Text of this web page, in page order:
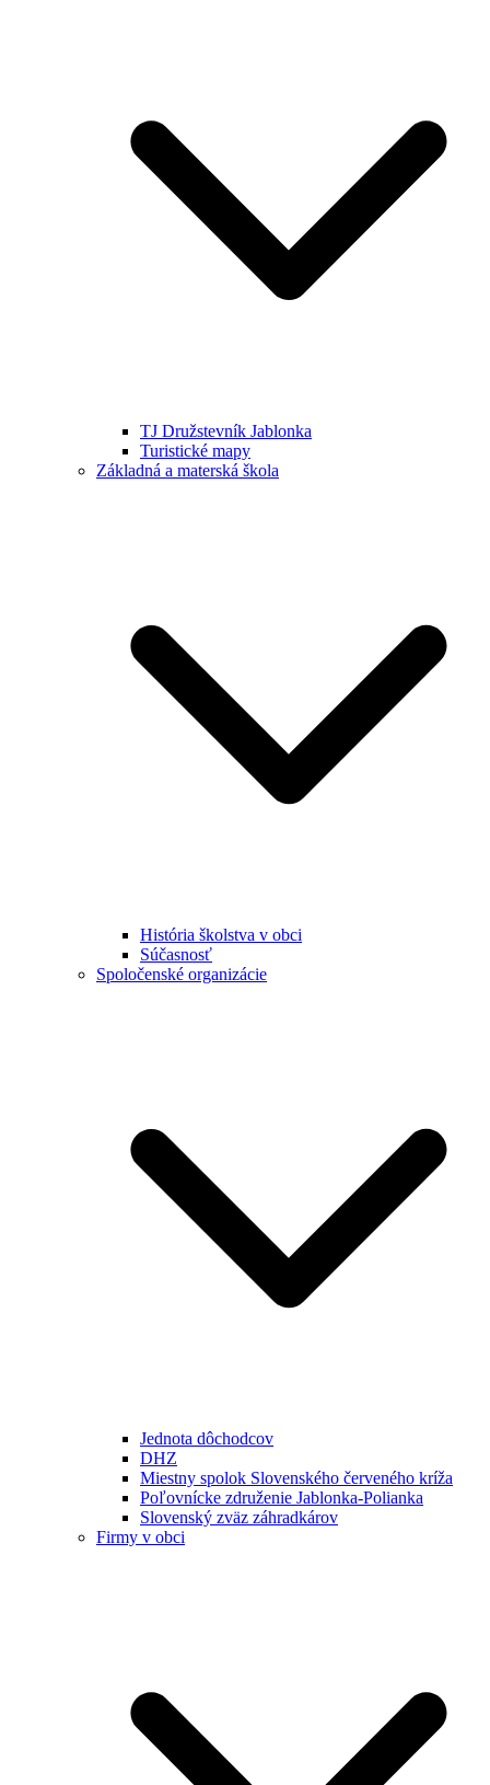
TJ Družstevník Jablonka
Turistické mapy
Základná a materská škola
História školstva v obci
Súčasnosť
Spoločenské organizácie
Jednota dôchodcov
DHZ
Miestny spolok Slovenského červeného kríža
Poľovnícke združenie Jablonka-Polianka
Slovenský zväz záhradkárov
Firmy v obci